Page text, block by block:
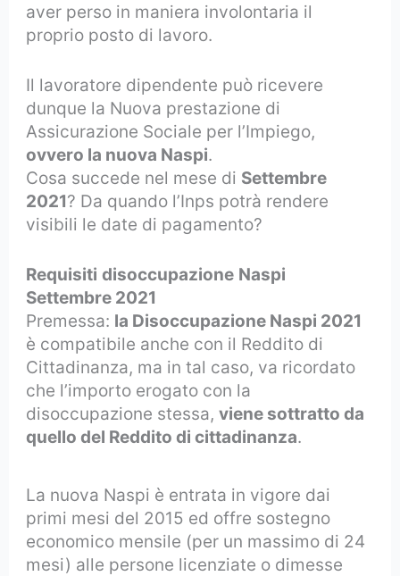
aver perso in maniera involontaria il
proprio posto di lavoro.
Il lavoratore dipendente può ricevere
dunque la Nuova prestazione di
Assicurazione Sociale per l’Impiego,
ovvero la nuova Naspi.
Cosa succede nel mese di Settembre
2021? Da quando l’Inps potrà rendere
visibili le date di pagamento?
Requisiti disoccupazione Naspi
Settembre 2021
Premessa: la Disoccupazione Naspi 2021
è compatibile anche con il Reddito di
Cittadinanza, ma in tal caso, va ricordato
che l’importo erogato con la
disoccupazione stessa,viene sottratto da
quello del Reddito di cittadinanza.
La nuova Naspi è entrata in vigore dai
primi mesi del 2015 ed offre sostegno
economico mensile (per un massimo di 24
mesi) alle persone licenziate o dimesse